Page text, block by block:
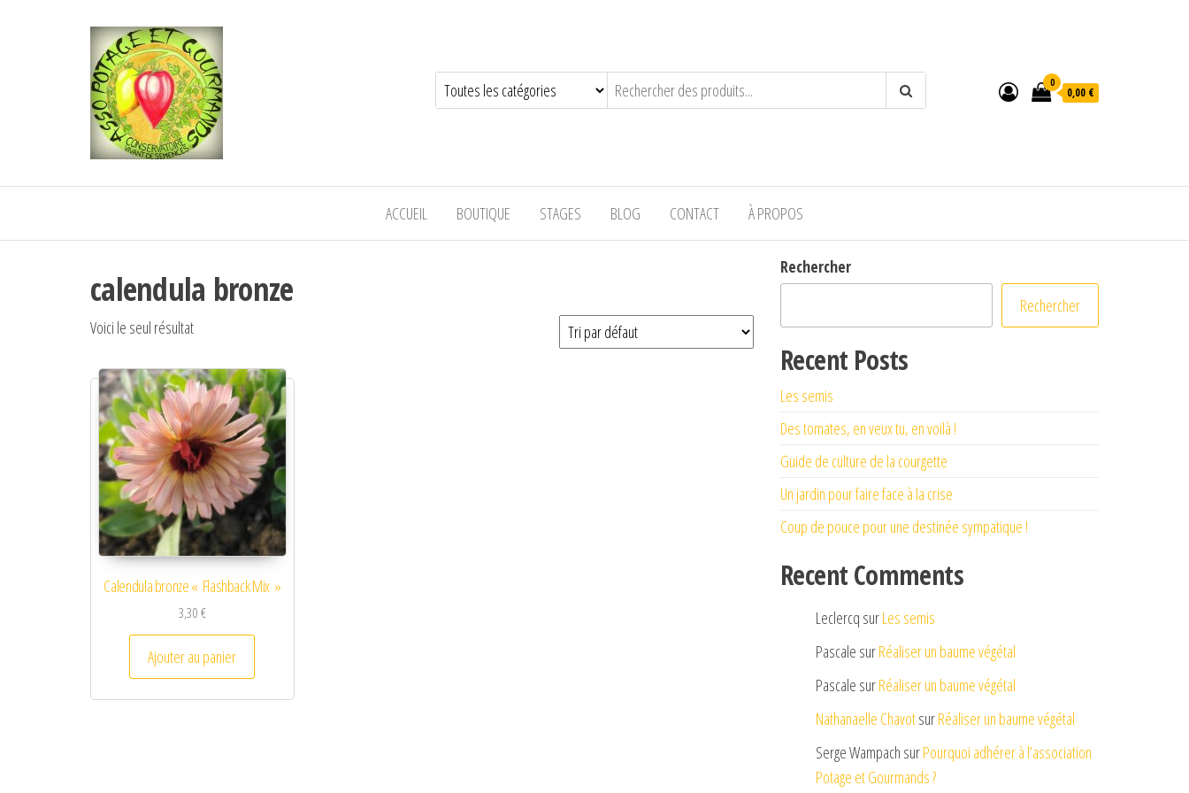
0
0,00 €
ACCUEIL BOUTIQUE STAGES BLOG CONTACT À PROPOS
calendula bronze
Voici le seul résultat
Calendula bronze « Flashback Mix »
3,30€
Ajouter au panier
Rechercher
Rechercher
Recent Posts
Les semis
Des tomates, en veux tu, en voilà !
Guide de culture de la courgette
Un jardin pour faire face à la crise
Coup de pouce pour une destinée sympatique !
Recent Comments
Leclercq surLes semis
Pascale surRéaliser un baume végétal
Pascale surRéaliser un baume végétal
Nathanaelle ChavotsurRéaliser un baume végétal
Serge Wampach surPourquoi adhérer à l’association
Potage et Gourmands ?